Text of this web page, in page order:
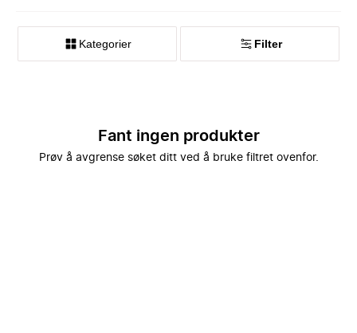
Kategorier Filter
Fant ingen produkter
Prøv å avgrense søket ditt ved å bruke filtret ovenfor.